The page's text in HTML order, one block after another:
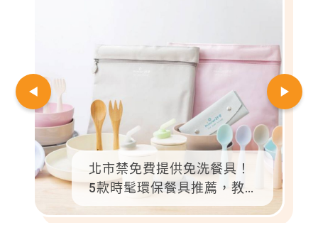
北市禁免費提供免洗餐具！
5款時髦環保餐具推薦，教
孩子愛地球，也更享受用餐
儀式感